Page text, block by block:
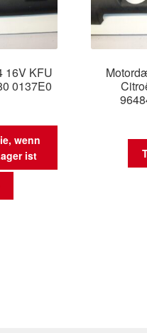
16V KFU
0137E0
wenn
ist